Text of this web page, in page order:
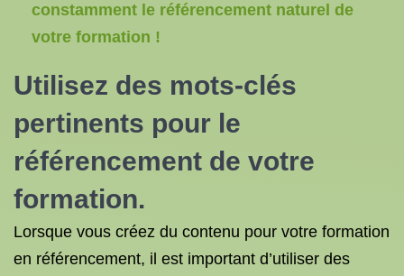
constamment le référencement naturel de
votre formation !
Utilisez des mots-clés
pertinents pour le
référencement de votre
formation.
Lorsque vous créez du contenu pour votre formation
en référencement, il est important d’utiliser des